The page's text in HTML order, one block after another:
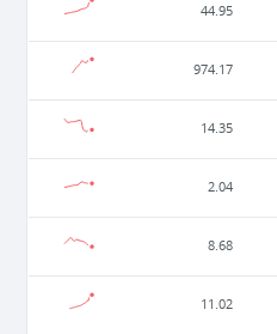
44.95
974.17
14.35
2.04
8.68
11.02